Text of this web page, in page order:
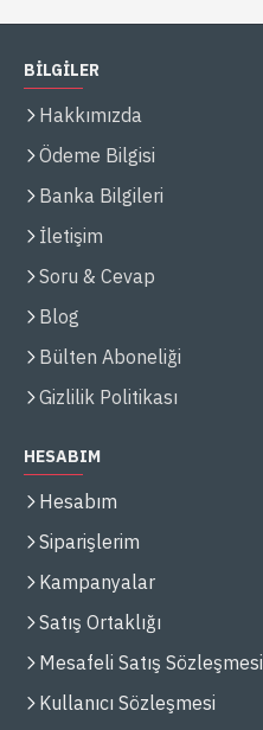
BİLGİLER
Hakkımızda
Ödeme Bilgisi
Banka Bilgileri
İletişim
Soru & Cevap
Blog
Bülten Aboneliği
Gizlilik Politikası
HESABIM
Hesabım
Siparişlerim
Kampanyalar
Satış Ortaklığı
Mesafeli Satış Sözleşmesi
Kullanıcı Sözleşmesi